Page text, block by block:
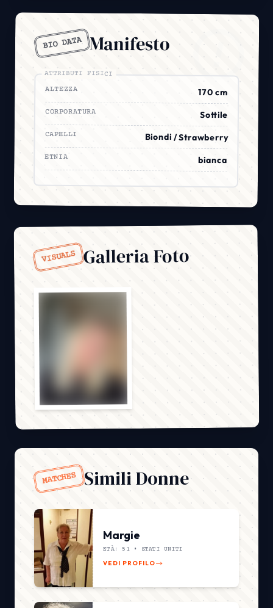
BIO DATA Manifesto
ATTRIBUTI FISICI
ALTEZZA 170 cm
CORPORATURA Sottile
CAPELLI Biondi / Strawberry
ETNIA bianca
VISUALS Galleria Foto
MATCHES Simili Donne
Margie
ETÀ: 51 • STATI UNITI
VEDI PROFILO